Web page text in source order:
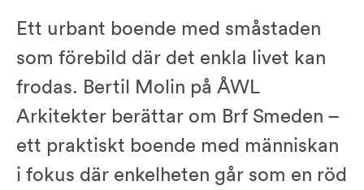
Ett urbant boende med småstaden
som förebild där det enkla livet kan
frodas. Bertil Molin på ÅWL
Arkitekter berättar om Brf Smeden –
ett praktiskt boende med människan
i fokus där enkelheten går som en röd